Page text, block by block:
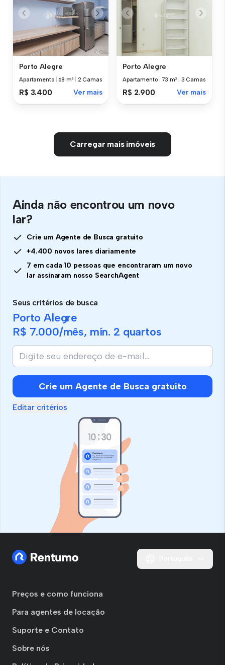
Porto Alegre
Apartamento 68 m² 2 Camas
R$ 3.400 Ver mais
Porto Alegre
Apartamento |73 m² 3 Camas
R$ 2.900 Ver mais
Carregar mais imóveis
Ainda não encontrou um novo
lar?
Crie um Agente de Busca gratuito
+4.400 novos lares diariamente
7 em cada 10 pessoas que encontraram um novo
lar assinaram nosso SearchAgent
Seus critérios de busca
Porto Alegre
R$ 7.000/mês, mín. 2 quartos
Crie um Agente de Busca gratuito
Editar critérios
Preços e como funciona
Para agentes de locação
Suporte e Contato
Sobre nós